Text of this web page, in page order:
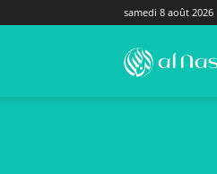
samedi 8 août 2026